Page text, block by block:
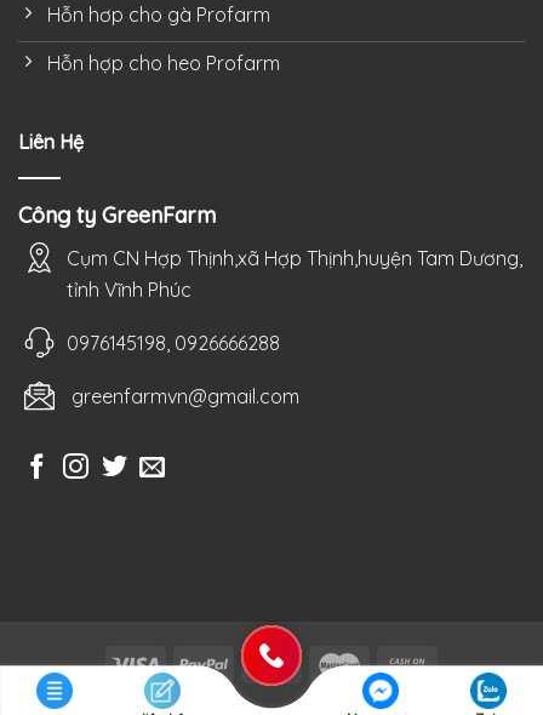
Hỗn hơp cho gà Profarm
Hỗn hợp cho heo Profarm
Liên Hệ
Công ty GreenFarm
Cụm CN Hợp Thịnh,xã Hợp Thịnh,huyện Tam Dương,
tỉnh Vĩnh Phúc
0976145198, 0926666288
greenfarmvn@gmail.com